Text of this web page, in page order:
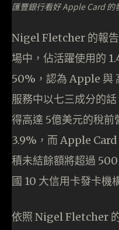
匯豐銀行看好 Apple Card 的
Nigel Fletcher 的報
場中，佔活躍使用的
50%，認為 Apple 與
服務中以七三成分的
得高達 5億美元的稅
3.9%，而 Apple Card
積未結餘額將超過
國 10 大信用卡發卡機
依照 Nigel Fletcher